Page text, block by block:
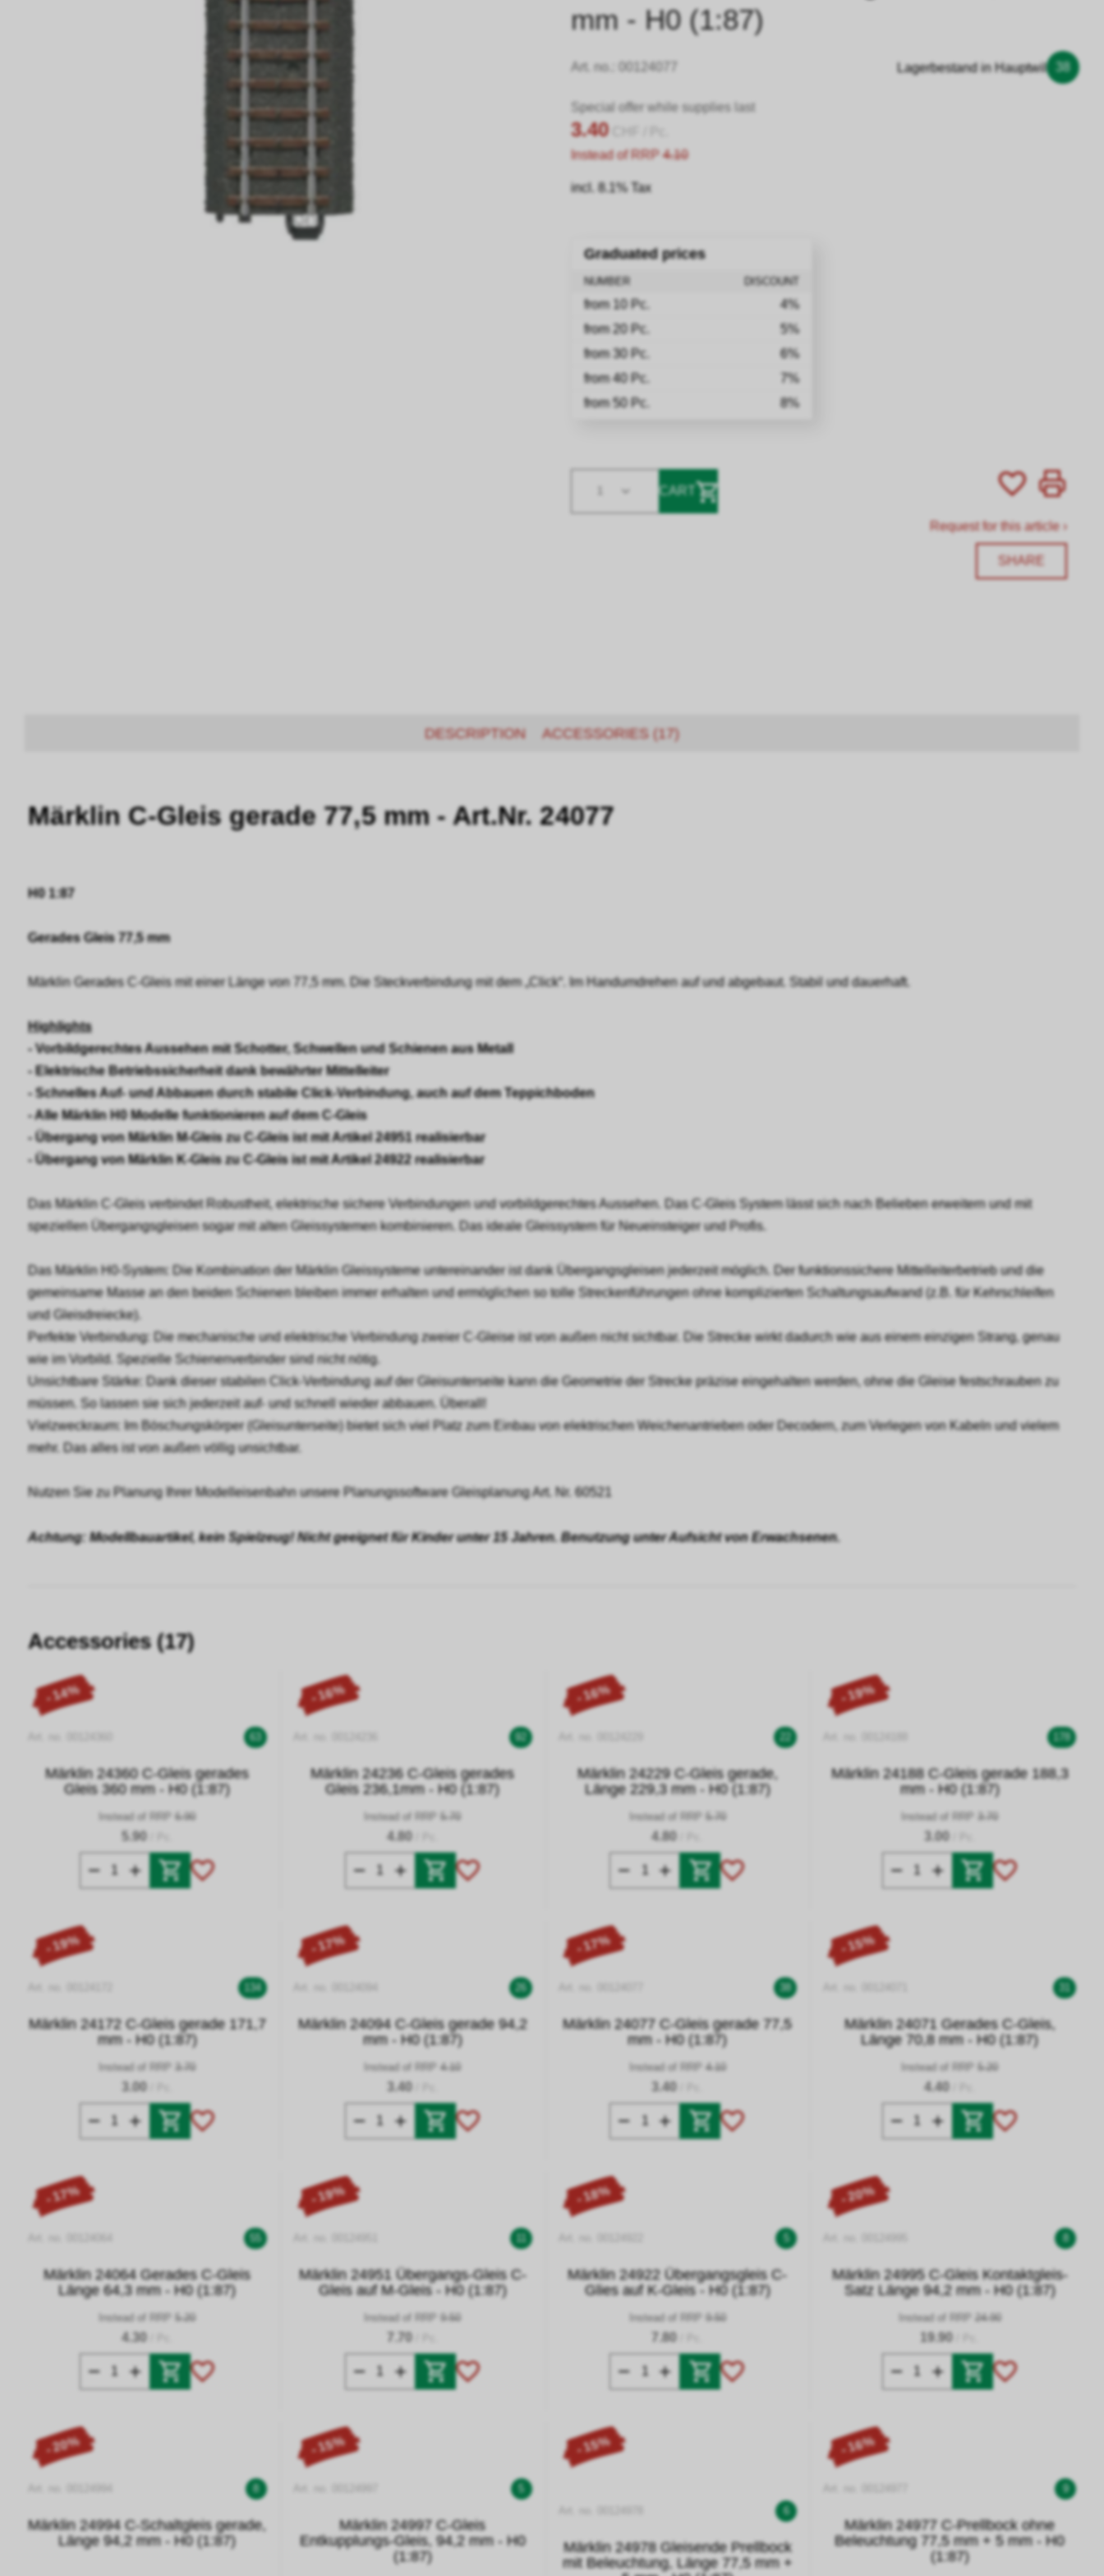
mm - H0 (1:87)
Art. no.: 00124077 Lagerbestand in Hauptwil 38
Special offer while supplies last
3.40
Instead of RRP4.10
incl. 8.1% Tax
Graduated prices
NUMBER DISCOUNT
from 10 Pc.
4%
from 20 Pc.
5%
from 30 Pc.
6%
from 40 Pc.
7%
from 50 Pc.
8%
CART
Request for this article ›
SHARE
DESCRIPTION ACCESSORIES (17)
Märklin C-Gleis gerade 77,5 mm - Art.Nr. 24077
H0 1:87
Gerades Gleis 77,5 mm
Märklin Gerades C-Gleis mit einer Länge von 77,5 mm. Die Steckverbindung mit dem „Click“. Im Handumdrehen auf und abgebaut. Stabil und dauerhaft.
Highlights
- Vorbildgerechtes Aussehen mit Schotter, Schwellen und Schienen aus Metall
- Elektrische Betriebssicherheit dank bewährter Mittelleiter
- Schnelles Auf- und Abbauen durch stabile Click-Verbindung, auch auf dem Teppichboden
- Alle Märklin H0 Modelle funktionieren auf dem C-Gleis
- Übergang von Märklin M-Gleis zu C-Gleis ist mit Artikel 24951 realisierbar
- Übergang von Märklin K-Gleis zu C-Gleis ist mit Artikel 24922 realisierbar
Das Märklin C-Gleis verbindet Robustheit, elektrische sichere Verbindungen und vorbildgerechtes Aussehen. Das C-Gleis System lässt sich nach Belieben erweitern und mit
speziellen Übergangsgleisen sogar mit alten Gleissystemen kombinieren. Das ideale Gleissystem für Neueinsteiger und Profis.
Das Märklin H0-System: Die Kombination der Märklin Gleissysteme untereinander ist dank Übergangsgleisen jederzeit möglich. Der funktionssichere Mittelleiterbetrieb und die
gemeinsame Masse an den beiden Schienen bleiben immer erhalten und ermöglichen so tolle Streckenführungen ohne komplizierten Schaltungsaufwand (z.B. für Kehrschleifen
und Gleisdreiecke).
Perfekte Verbindung: Die mechanische und elektrische Verbindung zweier C-Gleise ist von außen nicht sichtbar. Die Strecke wirkt dadurch wie aus einem einzigen Strang, genau
wie im Vorbild. Spezielle Schienenverbinder sind nicht nötig.
Unsichtbare Stärke: Dank dieser stabilen Click-Verbindung auf der Gleisunterseite kann die Geometrie der Strecke präzise eingehalten werden, ohne die Gleise festschrauben zu
müssen. So lassen sie sich jederzeit auf- und schnell wieder abbauen. Überall!
Vielzweckraum: Im Böschungskörper (Gleisunterseite) bietet sich viel Platz zum Einbau von elektrischen Weichenantrieben oder Decodern, zum Verlegen von Kabeln und vielem
mehr. Das alles ist von außen völlig unsichtbar.
Nutzen Sie zu Planung Ihrer Modelleisenbahn unsere Planungssoftware Gleisplanung Art. Nr. 60521
Achtung: Modellbauartikel, kein Spielzeug! Nicht geeignet für Kinder unter 15 Jahren. Benutzung unter Aufsicht von Erwachsenen.
Accessories (17)
- 14%
63
Märklin 24360 C-Gleis gerades
Gleis 360 mm - H0 (1:87)
Instead of RRP6.90
5.90
- 16%
92
Märklin 24236 C-Gleis gerades
Gleis 236,1mm - H0 (1:87)
Instead of RRP 5.70
4.80
- 16%
Märklin 24229 C-Gleis gerade,
Länge 229,3 mm - H0 (1:87)
Instead of RRP 5.70
4.80
- 19%
178
Märklin 24188 C-Gleis gerade 188,3
mm - H0 (1:87)
Instead of RRP 3.70
3.00
- 19%
134
Märklin 24172 C-Gleis gerade 171,7
mm - H0 (1:87)
Instead of RRP 3.70
3.00
- 17%
26
Märklin 24094 C-Gleis gerade 94,2
mm - H0 (1:87)
Instead of RRP4.10
3.40
- 17%
38
Märklin 24077 C-Gleis gerade 77,5
mm - H0 (1:87)
Instead of RRP 4.10
3.40
- 15%
31
Märklin 24071 Gerades C-Gleis,
Länge 70,8 mm - H0 (1:87)
Instead of RRP 5.20
4.40
- 17%
55
Märklin 24064 Gerades C-Gleis
Länge 64,3 mm - H0 (1:87)
Instead of RRP 5.20
4.30
- 19%
11
Märklin 24951 Übergangs-Gleis C-
Gleis auf M-Gleis - H0 (1:87)
Instead of RRP 9.50
7.70
- 18%
5
Märklin 24922 Übergangsgleis C-
Glies auf K-Gleis - H0 (1:87)
Instead of RRP 9.50
7.80
- 20%
8
Märklin 24995 C-Gleis Kontaktgleis-
Satz Länge 94,2 mm - H0 (1:87)
Instead of RRP 24.90
19.90
- 20%
8
Märklin 24994 C-Schaltgleis gerade,
Länge 94,2 mm - H0 (1:87)
- 15%
5
Märklin 24997 C-Gleis
Entkupplungs-Gleis, 94,2 mm - H0
(1:87)
- 15%
6
Märklin 24978 Gleisende Prellbock
mit Beleuchtung, Länge 77,5 mm +
- 16%
9
Märklin 24977 C-Prellbock ohne
Beleuchtung 77,5 mm + 5 mm - H0
(1:87)